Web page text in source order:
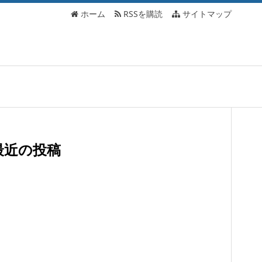
サイトマップ
RSSを購読
ホーム
近の投稿